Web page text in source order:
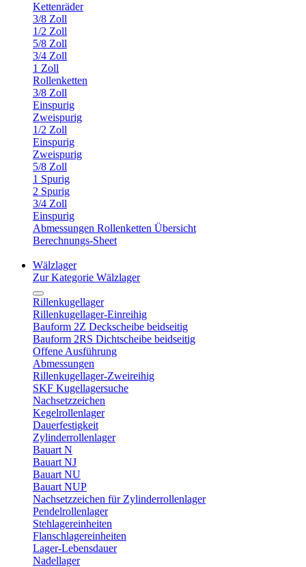
Kettenräder
3/8 Zoll
1/2 Zoll
5/8 Zoll
3/4 Zoll
1 Zoll
Rollenketten
3/8 Zoll
Einspurig
Zweispurig
1/2 Zoll
Einspurig
Zweispurig
5/8 Zoll
1 Spurig
2 Spurig
3/4 Zoll
Einspurig
Abmessungen Rollenketten Übersicht
Berechnungs-Sheet
Wälzlager
Zur Kategorie Wälzlager
Rillenkugellager
Rillenkugellager-Einreihig
Bauform 2Z Deckscheibe beidseitig
Bauform 2RS Dichtscheibe beidseitig
Offene Ausführung
Abmessungen
Rillenkugellager-Zweireihig
SKF Kugellagersuche
Nachsetzzeichen
Kegelrollenlager
Dauerfestigkeit
Zylinderrollenlager
Bauart N
Bauart NJ
Bauart NU
Bauart NUP
Nachsetzzeichen für Zylinderrollenlager
Pendelrollenlager
Stehlagereinheiten
Flanschlagereinheiten
Lager-Lebensdauer
Nadellager